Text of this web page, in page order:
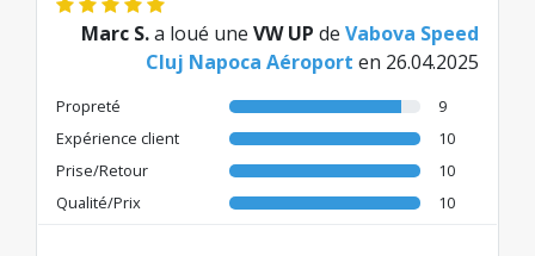
Marc S.a loué une VW UP de Vabova Speed
Cluj Napoca Aéroport en 26.04.2025
Propreté
9
Expérience client
10
Prise/Retour
10
Qualité/Prix
10